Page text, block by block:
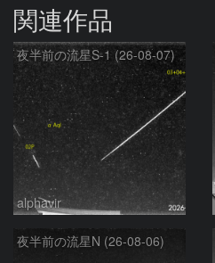
関連作品
夜半前の流星S-1 (26-08-07)
alphavir
夜半前の流星N (26-08-06)